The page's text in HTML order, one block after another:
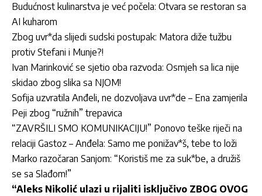
Budućnost kulinarstva je već počela: Otvara se restoran sa
AI kuharom
Zbog uvr*da slijedi sudski postupak: Matora diže tužbu
protiv Stefani i Munje?!
Ivan Marinković se sjetio oba razvoda: Osmjeh sa lica nije
skidao zbog slika sa NJOM!
Sofija uzvratila Anđeli, ne dozvoljava uvr*de – Ena zamjerila
Peji zbog “ružnih” trepavica
“ZAVRŠILI SMO KOMUNIKACIJU!” Ponovo teške riječi na
relaciji Gastoz – Anđela: Samo me ponižav*š, tebe to loži
Marko razočaran Sanjom: “Koristiš me za suk*be, a družiš
se sa Slađom!”
“Aleks Nikolić ulazi u rijaliti isključivo ZBOG OVOG